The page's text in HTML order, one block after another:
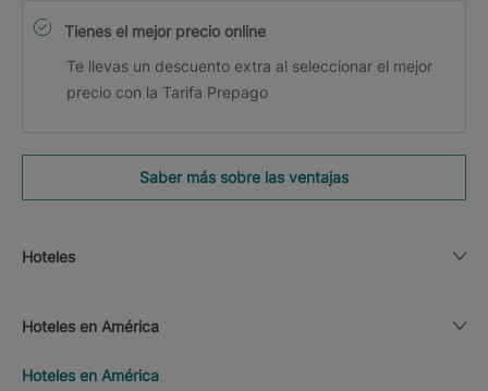
Tienes el mejor precio online
Te llevas un descuento extra al seleccionar el mejor
precio con la Tarifa Prepago
Saber más sobre las ventajas
Hoteles
Hoteles en América
Hoteles en América